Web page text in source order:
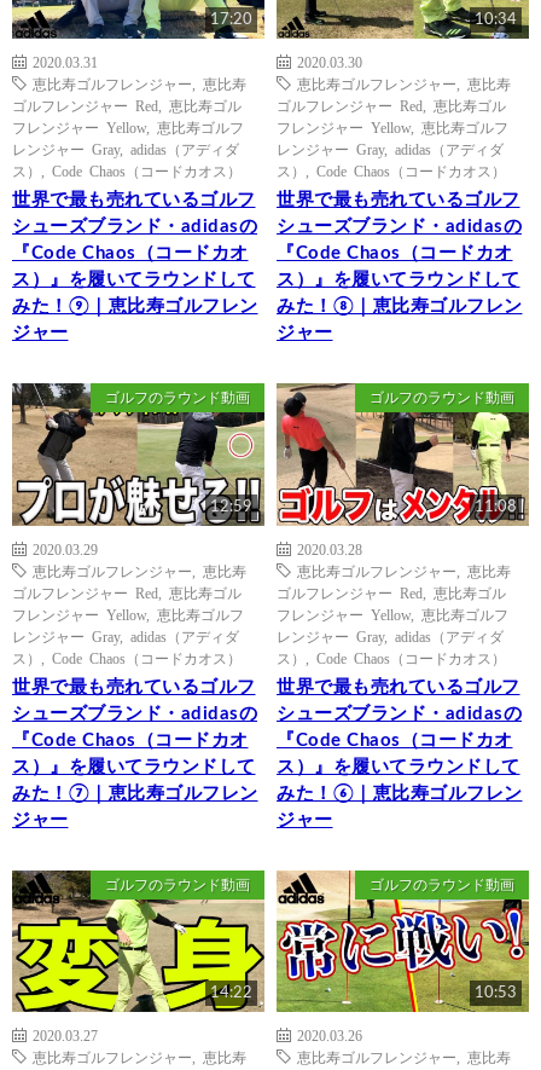
17:20
2020.03.31
恵比寿ゴルフレンジャー
恵比寿
ゴルフレンジャー Red
恵比寿ゴル
フレンジャー Yellow, 恵比寿ゴルフ
レンジャー Gray, adidas（アディダ
ス）
Code Chaos（コードカオス）
世界で最も売れているゴルフ
シューズブランド・adidasの
『Code Chaos（コードカオ
ス）』を履いてラウンドして
みた！⑨｜恵比寿ゴルフレン
ジャー
10:34
2020.03.30
恵比寿ゴルフレンジャー
恵比寿
ゴルフレンジャー Red
恵比寿ゴル
フレンジャー Yellow, 恵比寿ゴルフ
レンジャー Gray, adidas（アディダ
ス）
Code Chaos（コードカオス）
世界で最も売れているゴルフ
シューズブランド・adidasの
『Code Chaos（コードカオ
ス）』を履いてラウンドして
みた！⑧｜恵比寿ゴルフレン
ジャー
ゴルフのラウンド動画
12:59
2020.03.29
恵比寿ゴルフレンジャー
恵比寿
ゴルフレンジャー Red
恵比寿ゴル
フレンジャー Yellow, 恵比寿ゴルフ
レンジャー Gray, adidas（アディダ
ス）
Code Chaos（コードカオス）
世界で最も売れているゴルフ
シューズブランド・adidasの
『Code Chaos（コードカオ
ス）』を履いてラウンドして
みた！⑦｜恵比寿ゴルフレン
ジャー
ゴルフのラウンド動画
11:08
2020.03.28
恵比寿ゴルフレンジャー
恵比寿
ゴルフレンジャー Red
恵比寿ゴル
フレンジャー Yellow, 恵比寿ゴルフ
レンジャー Gray, adidas（アディダ
ス）
Code Chaos（コードカオス）
世界で最も売れているゴルフ
シューズブランド・adidasの
『Code Chaos（コードカオ
ス）』を履いてラウンドして
みた！⑥｜恵比寿ゴルフレン
ジャー
ゴルフのラウンド動画
14:22
2020.03.27
恵比寿ゴルフレンジャー
恵比寿
ゴルフのラウンド動画
10:53
2020.03.26
恵比寿ゴルフレンジャー
恵比寿